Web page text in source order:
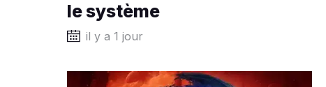
le système
il y a 1 jour